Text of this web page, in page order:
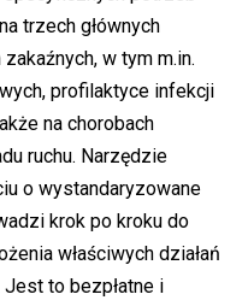
trzech głównych
w tym m.in.
profilaktyce infekcji
na chorobach
ruchu. Narzędzie
o wystandaryzowane
krok po kroku do
właściwych działań
to bezpłatne i